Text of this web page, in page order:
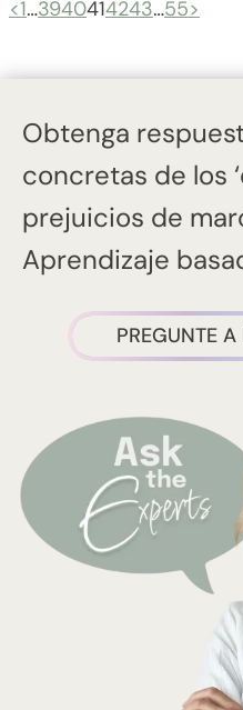
<1…3940414243…55>
Obtenga
concretas de los
prejuicios de
Aprendizaje
PREGUNTE A